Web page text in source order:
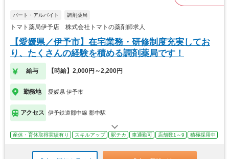
パート・アルバイト 調剤薬局
トマト薬局伊予店 株式会社トマトの薬剤師求人
【愛媛県／伊予市】在宅業務・研修制度充実してお
り、たくさんの経験を積める調剤薬局です！
給与 【時給】2,000円～2,200円
勤務地 愛媛県 伊予市
アクセス 伊予鉄道郡中線 郡中駅
産休・育休取得実績有り スキルアップ 駅チカ 車通勤可 店舗数1～9 積極採用中